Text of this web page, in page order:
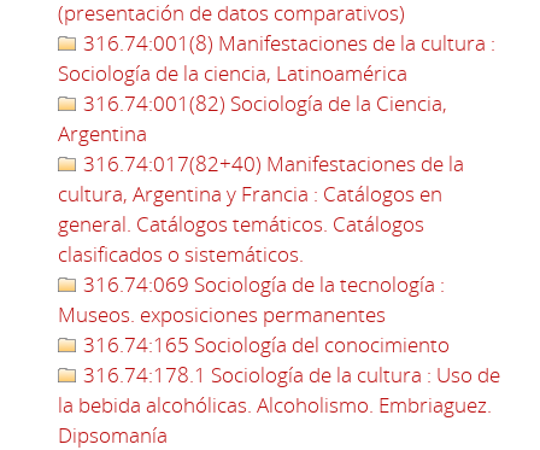
(presentación de datos comparativos)
316.74:001(8) Manifestaciones de la cultura :
Sociología de la ciencia, Latinoamérica
316.74:001(82) Sociología de la Ciencia,
Argentina
316.74:017(82+40) Manifestaciones de la
cultura, Argentina y Francia : Catálogos en
general. Catálogos temáticos. Catálogos
clasificados o sistemáticos.
316.74:069 Sociología de la tecnología :
Museos. exposiciones permanentes
316.74:165 Sociología del conocimiento
316.74:178.1 Sociología de la cultura : Uso de
la bebida alcohólicas. Alcoholismo. Embriaguez.
Dipsomanía